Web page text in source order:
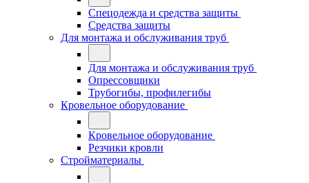
Спецодежда и средства защиты
Средства защиты
Для монтажа и обслуживания труб
Для монтажа и обслуживания труб
Опрессовщики
Трубогибы, профилегибы
Кровельное оборудование
Кровельное оборудование
Резчики кровли
Стройматериалы